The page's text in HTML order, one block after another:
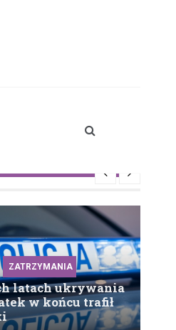
ZATRZYMANIA
latach ukrywania
w końcu trafił